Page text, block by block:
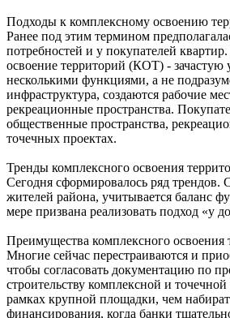
Подходы к комплексному освоению
Ранее под этим термином
потребностей и у покупателей
освоение территорий (КОТ) - зачастую
несколькими функциями, а не
инфраструктура, создаются рабочие
рекреационные пространства.
общественные пространства,
точечных проектах.
Тренды комплексного освоения
Сегодня сформировалось ряд трендов.
жителей района, учитывается баланс
мере призвана реализовать подход «у
Преимущества комплексного освоения
Многие сейчас перестраиваются и
чтобы согласовать документацию по
строительству комплексной и
рамках крупной площадки, чем
финансирования, когда банки